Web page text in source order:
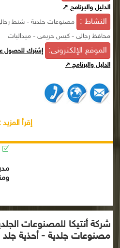
الدليل والبرنامج ↗
النشاط :
مصنوعات جلدية - شنط
محافظ رجالى - كيس حريمى - ميداليات
الموقع الإلكترونى: إشترك للحصول
الدليل والبرنامج ↗
إقرأ
شركة أنتيكا للمصنوعات
مصنوعات جلدية - أحذية جلد